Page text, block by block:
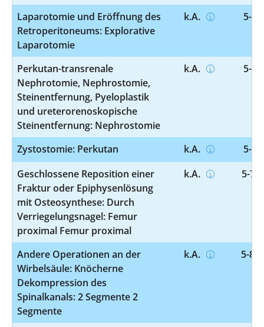
Laparotomie und Eröffnung des
Retroperitoneums: Explorative
Laparotomie
k.A. 5-
Perkutan-transrenale
Nephrotomie, Nephrostomie,
Steinentfernung, Pyeloplastik
und ureterorenoskopische
Steinentfernung: Nephrostomie
k.A. 5-
Zystostomie: Perkutan k.A.
5-
Geschlossene Reposition einer
Fraktur oder Epiphysenlösung
mit Osteosynthese: Durch
Verriegelungsnagel: Femur
proximal Femur proximal
k.A. 5-
Andere Operationen an der
Wirbelsäule: Knöcherne
Dekompression des
Spinalkanals: 2 Segmente 2
Segmente
k.A. 5-